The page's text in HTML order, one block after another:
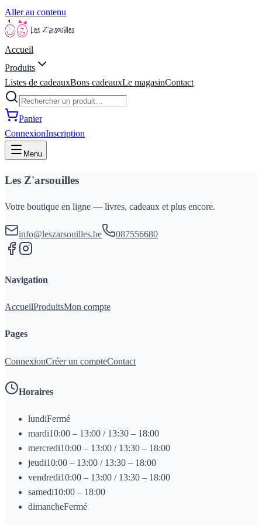
Aller au contenu
Accueil
Produits
Listes de cadeauxBons cadeauxLe magasinContact
Panier
ConnexionInscription
Menu
Les Z'arsouilles
Votre boutique en ligne — livres, cadeaux et plus encore.
info@leszarsouilles.be 087556680
Navigation
AccueilProduitsMon compte
Pages
ConnexionCréer un compteContact
Horaires
lundiFermé
mardi10:00 – 13:00 / 13:30 – 18:00
mercredi10:00 – 13:00 / 13:30 – 18:00
jeudi10:00 – 13:00 / 13:30 – 18:00
vendredi10:00 – 13:00 / 13:30 – 18:00
samedi10:00 – 18:00
dimancheFermé